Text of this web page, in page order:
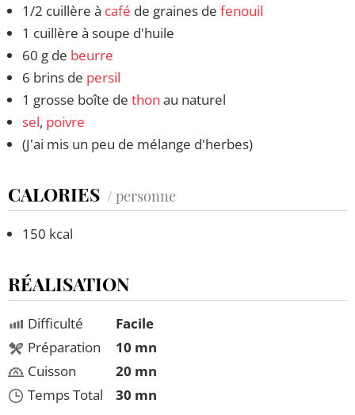
1/2 cuillère à café de graines de fenouil
1 cuillère à soupe d'huile
60 g de beurre
6 brins de persil
1 grosse boîte de thon au naturel
sel, poivre
(J'ai mis un peu de mélange d'herbes)
CALORIES / personne
150 kcal
RÉALISATION
Difficulté
Préparation
Cuisson
Temps Total
Facile
10 mn
20 mn
30 mn